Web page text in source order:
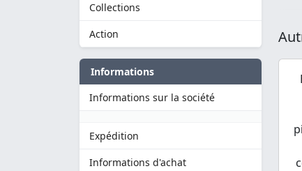
Collections
Action
Informations
Informations sur la société
Expédition
Informations d'achat